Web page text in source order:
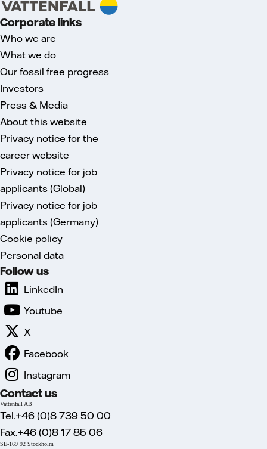
Corporate links
Who we are
What we do
Our fossil free progress
Investors
Press & Media
About this website
Privacy notice for the
career website
Privacy notice for job
applicants (Global)
Privacy notice for job
applicants (Germany)
Cookie policy
Personal data
Follow us
LinkedIn
Youtube
X
Facebook
Instagram
Contact us
Vattenfall AB
Tel.+46 (0)8 739 50 00
Fax.+46 (0)8 17 85 06
SE-169 92 Stockholm